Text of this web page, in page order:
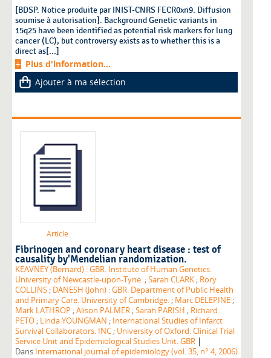
[BDSP. Notice produite par INIST-CNRS FECR0xn9. Diffusion
soumise à autorisation]. Background Genetic variants in
15q25 have been identified as potential risk markers for lung
cancer (LC), but controversy exists as to whether this is a
direct as[...]
Plus d'information...
Ajouter à ma sélection
Article
Fibrinogen and coronary heart disease : test of
causality by'Mendelian randomization.
KEAVNEY (Bernard) : GBR. Institute of Human Genetics.
University of Newcastle-upon-Tyne. ;Sarah CLARK ; Rory
COLLINS ; DANESH (John) : GBR. Department of Public Health
and Primary Care. University of Cambridge. ; Marc DELEPINE ;
Mark LATHROP ;Alison PALMER ;Sarah PARISH ; Richard
PETO ; Linda YOUNGMAN ; International Studies of Infarct
Survival Collaborators. INC ; University of Oxford. Clinical Trial
Service Unit and Epidemiological Studies Unit. GBR |
Dans International journal of epidemiology (vol. 35, n° 4, 2006)